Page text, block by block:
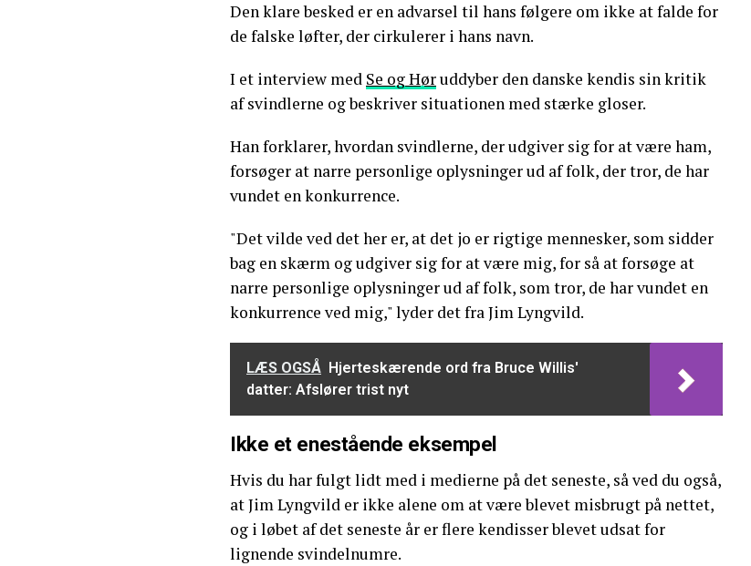
Den klare besked er en advarsel til hans følgere om ikke at falde for
de falske løfter, der cirkulerer i hans navn.
I et interview med Se og Høruddyber den danske kendis sin kritik
af svindlerne og beskriver situationen med stærke gloser.
Han forklarer, hvordan svindlerne, der udgiver sig for at være ham,
forsøger at narre personlige oplysninger ud af folk, der tror, de har
vundet en konkurrence.
"Det vilde ved det her er, at det jo er rigtige mennesker, som sidder
bag en skærm og udgiver sig for at være mig, for så at forsøge at
narre personlige oplysninger ud af folk, som tror, de har vundet en
konkurrence ved mig," lyder det fra Jim Lyngvild.
LÆS OGSÅ Hjerteskærende ord fra Bruce Willis'
datter: Afslører trist nyt
Ikke et enestående eksempel
Hvis du har fulgt lidt med i medierne på det seneste, så ved du også,
at Jim Lyngvild er ikke alene om at være blevet misbrugt på nettet,
og i løbet af det seneste år er flere kendisser blevet udsat for
lignende svindelnumre.